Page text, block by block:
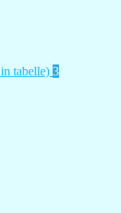
tabelle) 3